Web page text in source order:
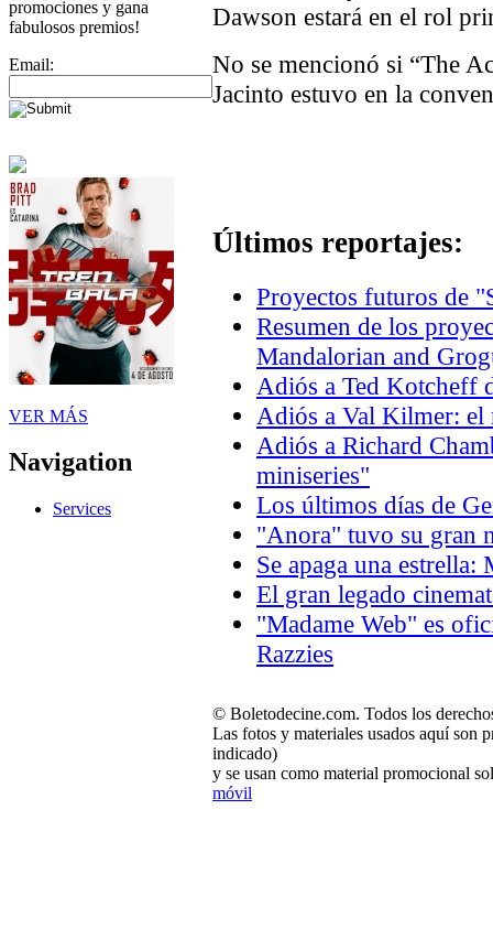
promociones y gana
fabulosos premios!
Email:
VER MÁS
Navigation
Services
Dawson estará en el rol
No se mencionó si “The
Jacinto estuvo en la
Últimos reportajes:
Proyectos futuros de
Resumen de los
Mandalorian and
Adiós a Ted Kotcheff
Adiós a Val Kilmer: el
Adiós a Richard
miniseries"
Los últimos días de
"Anora" tuvo su gran
Se apaga una
El gran legado
"Madame Web" es
Razzies
© Boletodecine.com. Todos los
Las fotos y materiales usados aquí son
indicado)
y se usan como material promocional
móvil